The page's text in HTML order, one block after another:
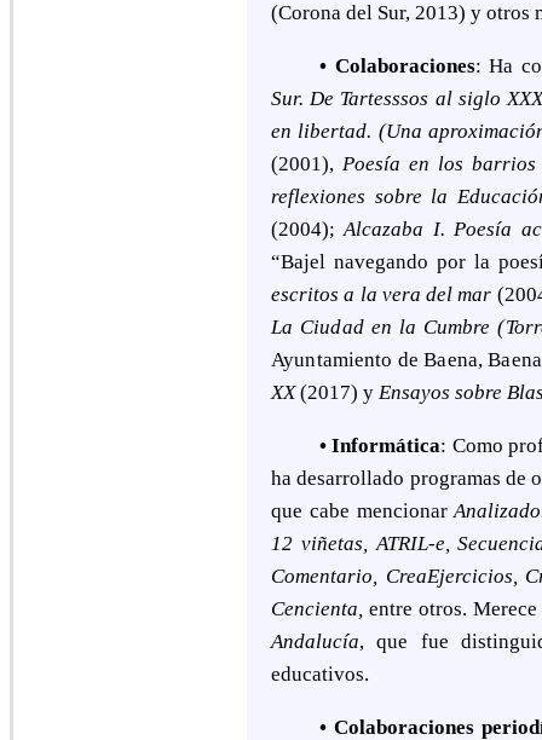
(Corona del Sur, 2013) y otros
• Colaboraciones:Ha
Sur. De Tartesssos al siglo
en libertad. (Una
(2001), Poesía en los
reflexiones sobre la
(2004);Alcazaba I. Poesía
“Bajel navegando por la
escritos a la vera del mar
La Ciudad en la Cumbre
Ayuntamiento de Baena,
XX(2017) y Ensayos sobre
• Informática: Como
ha desarrollado programas de
que cabe mencionar
12 viñetas, ATRIL-e,
Comentario, CreaEjercicios,
Cencienta, entre otros.
Andalucía, que fue
educativos.
• Colaboraciones